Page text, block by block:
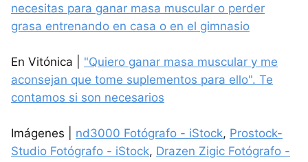
necesitas para ganar masa muscular o perder
grasa entrenando en casa o en el gimnasio
En Vitónica | "Quiero ganar masa muscular y me
aconsejan que tome suplementos para ello". Te
contamos si son necesarios
Imágenes | nd3000 Fotógrafo - iStock, Prostock-
Studio Fotógrafo - iStock, Drazen Zigic Fotógrafo -